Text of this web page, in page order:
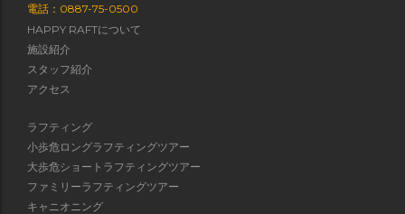
電話：0887-75-0500
HAPPY RAFTについて
施設紹介
スタッフ紹介
アクセス
ラフティング
小歩危ロングラフティングツアー
大歩危ショートラフティングツアー
ファミリーラフティングツアー
キャニオニング